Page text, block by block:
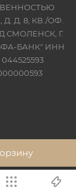
Д. 8, КВ./ОФ.
СМОЛЕНСК, Г.
БАНК" ИНН